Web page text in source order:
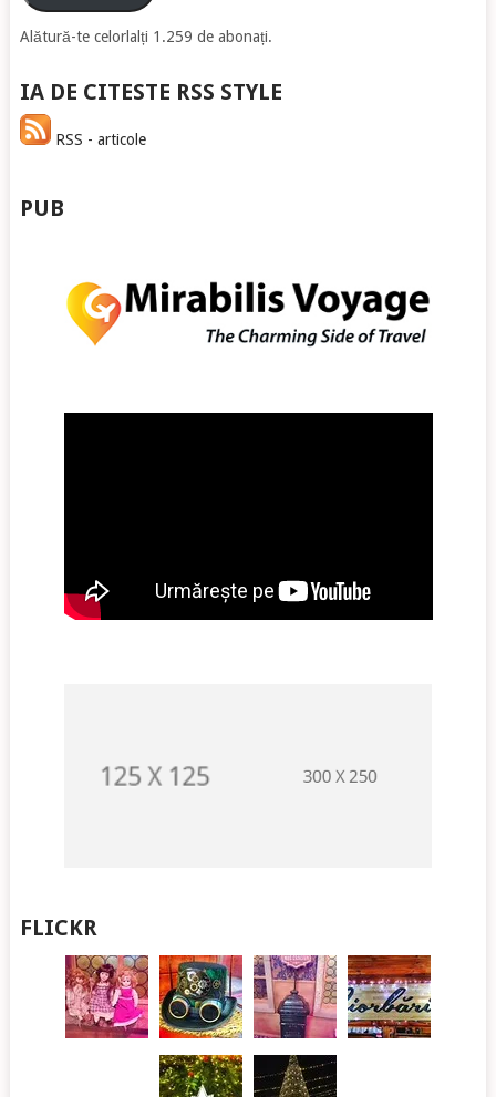
Alătură-te celorlalți 1.259 de abonați.
IA DE CITESTE RSS STYLE
RSS - articole
PUB
FLICKR